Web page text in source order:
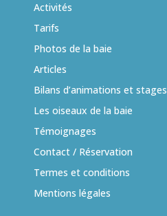
Activités
Tarifs
Photos de la baie
Articles
Bilans d’animations et stages
Les oiseaux de la baie
Témoignages
Contact / Réservation
Termes et conditions
Mentions légales